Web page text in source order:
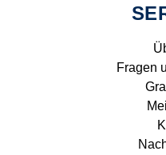
Fragen